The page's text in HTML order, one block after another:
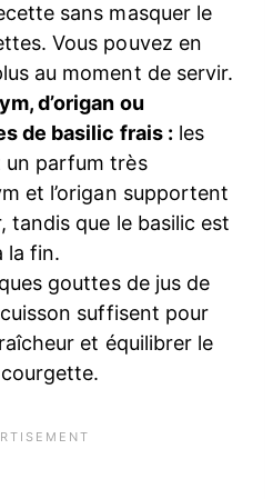
sans masquer le
Vous pouvez en
au moment de servir.
d’origan ou
de basilic frais : les
un parfum très
et l’origan supportent
tandis que le basilic est
la fin.
gouttes de jus de
suffisent pour
et équilibrer le